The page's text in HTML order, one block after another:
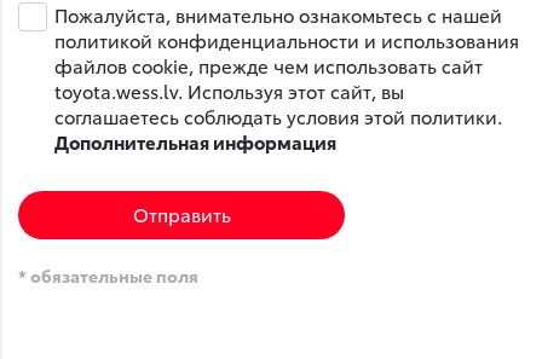
Пожалуйста, внимательно ознакомьтесь с нашей
политикой конфиденциальности и использования
файлов cookie, прежде чем использовать сайт
toyota.wess.lv. Используя этот сайт, вы
соглашаетесь соблюдать условия этой политики.
Дополнительная информация
Отправить
* обязательные поля